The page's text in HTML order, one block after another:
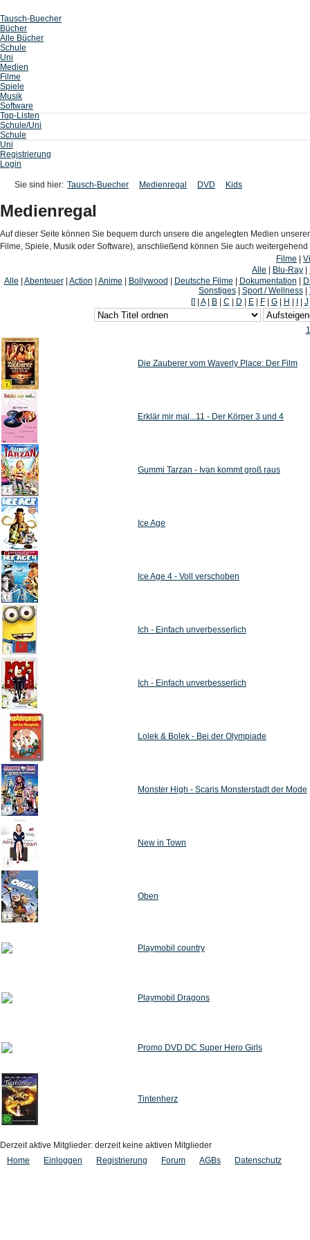
Tausch-Buecher
Bücher
Alle Bücher
Schule
Uni
Medien
Filme
Spiele
Musik
Software
Top-Listen
Schule/Uni
Schule
Uni
Registrierung
Login
Sie sind hier: Tausch-Buecher Medienregal DVD Kids
Medienregal
Auf dieser Seite können Sie bequem durch unsere die angelegten Medien
Filme, Spiele, Musik oder Software), anschließend können Sie auch
Filme
Alle
Blu-Ray
Alle
Abenteuer| Action Anime Bollywood Deutsche Filme Dokumentation
Sonstiges| Sport / Wellness|
[]
A| B| C D E| F| G| H J
1
Die Zauberer vom Waverly Place: Der Film
Erklär mir mal...11 - Der Körper 3 und 4
Gummi Tarzan - Ivan kommt groß raus
Ice Age
Ice Age 4 - Voll verschoben
Ich - Einfach unverbesserlich
Ich - Einfach unverbesserlich
Lolek & Bolek - Bei der Olympiade
Monster High - Scaris Monsterstadt der Mode
New in Town
Oben
Playmobil country
Playmobil Dragons
Promo DVD DC Super Hero Girls
Tintenherz
Derzeit aktive Mitglieder: derzeit keine aktiven Mitglieder
Home
Einloggen Registrierung Forum AGBs Datenschutz